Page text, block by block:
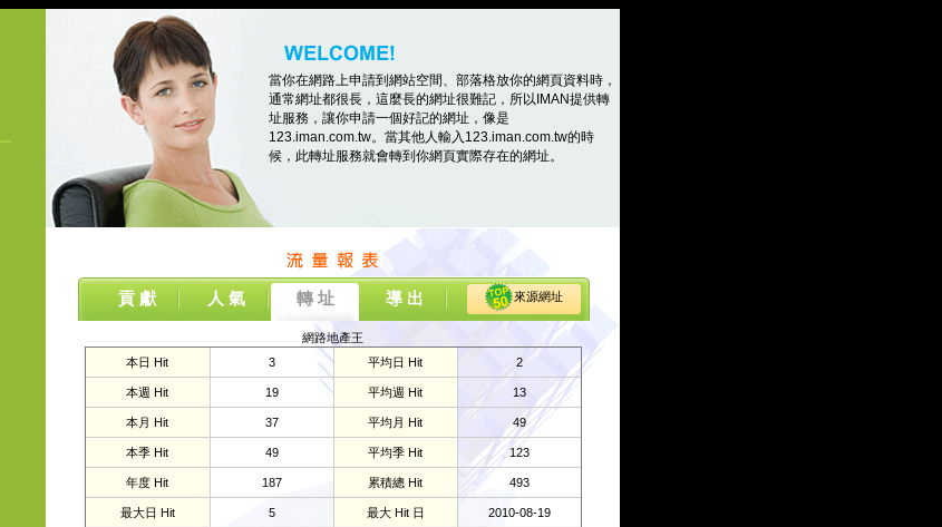
當你在網路上申請到網站空間、部落格放你的網頁資料時，
通常網址都很長，這麼長的網址很難記，所以IMAN提供轉
址服務，讓你申請一個好記的網址，像是
123.iman.com.tw。當其他人輸入123.iman.com.tw的時
候，此轉址服務就會轉到你網頁實際存在的網址。
貢 獻 人 氣 轉 址 導 出 來源網址
網路地產王
本日 Hit
3 平均日 Hit 2
本週 Hit 19 平均週 Hit 13
本月 Hit 37 平均月 Hit 49
本季 Hit 49 平均季 Hit 123
年度 Hit 187 累積總 Hit 493
最大日 Hit 5 最大 Hit 日 2010-08-19